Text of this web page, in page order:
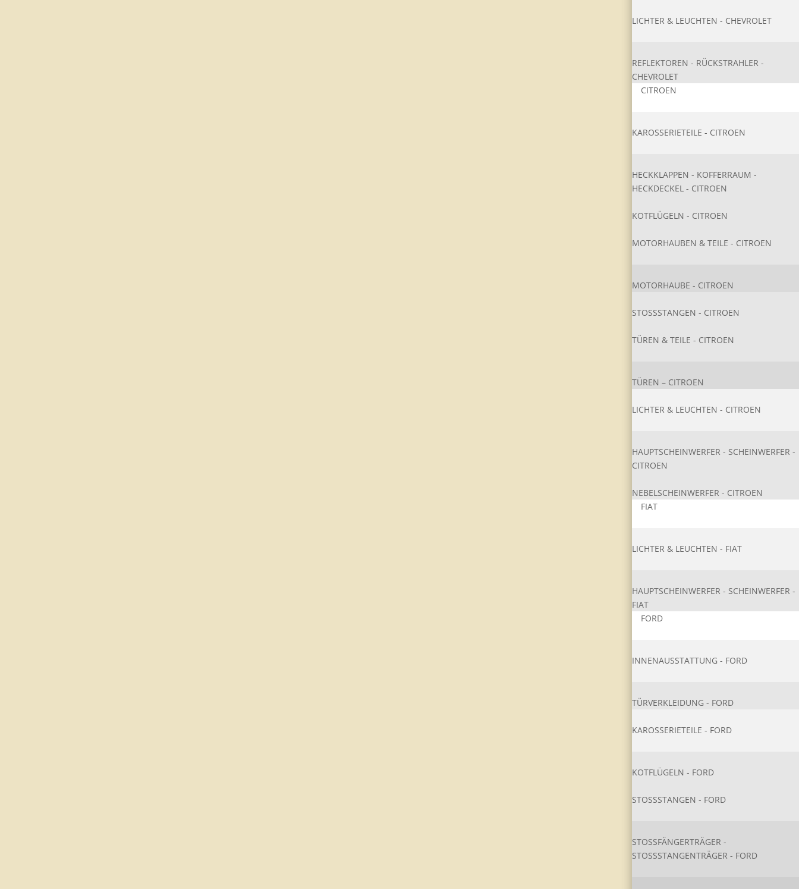
LICHTER & LEUCHTEN - CHEVROLET
REFLEKTOREN - RÜCKSTRAHLER -
CHEVROLET
CITROEN
KAROSSERIETEIL​E - CITROEN
HECKKLAPPEN - KOFFERRAUM -
HECKDECKEL - CITROEN
KOTFLÜGELN - CITROEN
MOTORHAUBEN & TEILE - CITROEN
MOTORHAUBE - CITROEN
STOSSSTANGEN - CITROEN
TÜREN & TEILE - CITROEN
TÜREN – CITROEN
LICHTER & LEUCHTEN - CITROEN
HAUPTSCHEINWERFER - SCHEINWERFER -
CITROEN
NEBELSCHEINWERFER - CITROEN
FIAT
LICHTER & LEUCHTEN - FIAT
HAUPTSCHEINWERFER - SCHEINWERFER -
FIAT
FORD
INNENAUSSTATTU​NG - FORD
TÜRVERKLEIDUNG - FORD
KAROSSERIETEIL​E - FORD
KOTFLÜGELN - FORD
STOSSSTANGEN - FORD
STOSSFÄNGERTRÄGER - S
TOSSSTANGENTRÄGER - FORD